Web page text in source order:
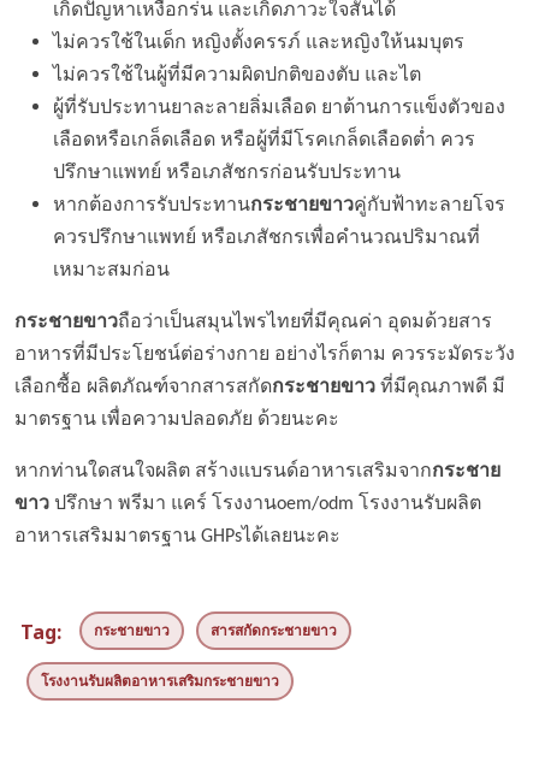
เกิดปัญหาเหงือกร่น และเกิดภาวะใจสั่นได้
ไม่ควรใช้ในเด็ก หญิงตั้งครรภ์ และหญิงให้นมบุตร
ไม่ควรใช้ในผู้ที่มีความผิดปกติของตับ และไต
ผู้ที่รับประทานยาละลายลิ่มเลือด ยาต้านการแข็งตัวของ
เลือดหรือเกล็ดเลือด หรือผู้ที่มีโรคเกล็ดเลือดต่ำ ควร
ปรึกษาแพทย์ หรือเภสัชกรก่อนรับประทาน
หากต้องการรับประทานกระชายขาวคู่กับฟ้าทะลายโจร
ควรปรึกษาแพทย์ หรือเภสัชกรเพื่อคำนวณปริมาณที่
เหมาะสมก่อน
กระชายขาวถือว่าเป็นสมุนไพรไทยที่มีคุณค่า อุดมด้วยสาร
อาหารที่มีประโยชน์ต่อร่างกาย อย่างไรก็ตาม ควรระมัดระวัง
เลือกซื้อ ผลิตภัณฑ์จากสารสกัดกระชายขาว ที่มีคุณภาพดี มี
มาตรฐาน เพื่อความปลอดภัย ด้วยนะคะ
หากท่านใดสนใจผลิต สร้างแบรนด์อาหารเสริมจากกระชาย
ขาว ปรึกษา พรีมา แคร์ โรงงานoem/odm โรงงานรับผลิต
อาหารเสริมมาตรฐาน GHPsได้เลยนะคะ
Tag: กระชายขาว สารสกัดกระชายขาว
โรงงานรับผลิตอาหารเสริมกระชายขาว